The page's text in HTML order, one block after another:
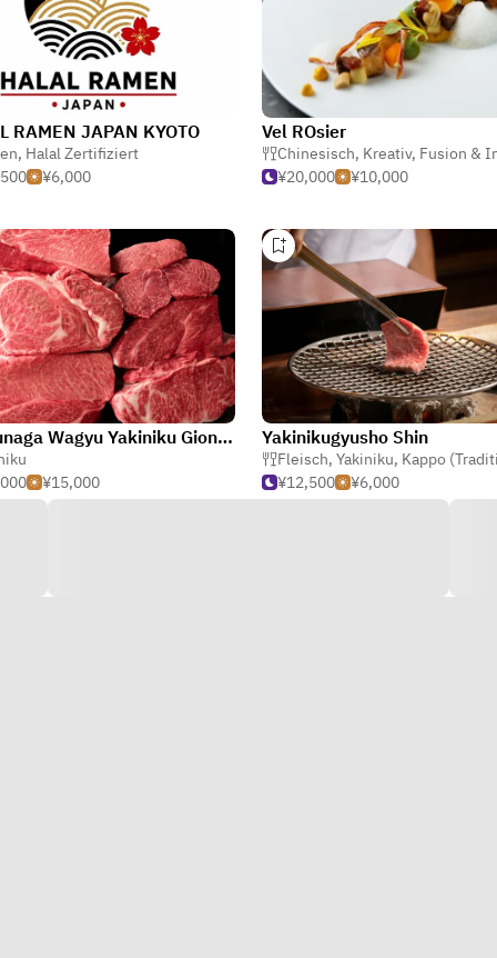
RAMEN JAPAN KYOTO
, Halal Zertifiziert
¥6,000
Vel ROsier
Chinesisch, Kreativ, Fusion &
¥20,000
¥10,000
Matsunaga Wagyu Yakiniku Gion Kujo
¥15,000
Yakinikugyusho Shin
Fleisch, Yakiniku, Kappo (Traditionelle
¥12,500
¥6,000